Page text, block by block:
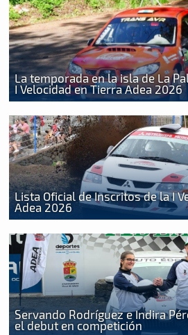
La temporada en la isla de La
I Velocidad en Tierra Adea 2026
Lista Oficial de Inscritos de la I
Adea 2026
Servando Rodríguez e Indira
el debut en competición